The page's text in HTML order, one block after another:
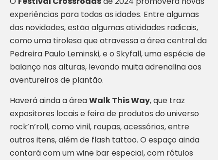
experiências para todas as idades. Entre algumas
das novidades, estão algumas atividades radicais,
como uma tirolesa que atravessa a área central da
Pedreira Paulo Leminski, e o Skyfall, uma espécie de
balanço nas alturas, levando muita adrenalina aos
aventureiros de plantão.
Haverá ainda a áreaWalk This Way, que traz
expositores locais e feira de produtos do universo
rock’n’roll, como vinil, roupas, acessórios, entre
outros itens, além de flash tattoo. O espaço ainda
contará com um wine bar especial, com rótulos